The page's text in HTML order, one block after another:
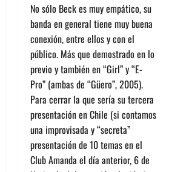
No sólo Beck es muy empático, su
banda en general tiene muy buena
conexión, entre ellos y con el
público. Más que demostrado en lo
previo y también en “Girl” y “E-
Pro” (ambas de “Güero”, 2005).
Para cerrar la que sería su tercera
presentación en Chile (si contamos
una improvisada y “secreta”
presentación de 10 temas en el
Club Amanda el día anterior, 6 de